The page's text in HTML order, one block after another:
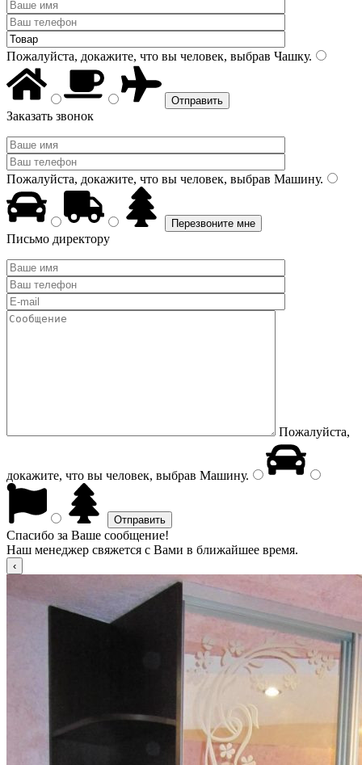
Пожалуйста, докажите, что вы человек, выбрав Чашку.
Заказать звонок
Пожалуйста, докажите, что вы человек, выбрав Машину.
Письмо директору
Пожалуйста,
докажите, что вы человек, выбрав Машину.
Спасибо за Ваше сообщение!
Наш менеджер свяжется с Вами в ближайшее время.